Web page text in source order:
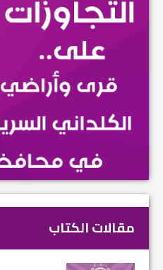
مقالات الكتاب